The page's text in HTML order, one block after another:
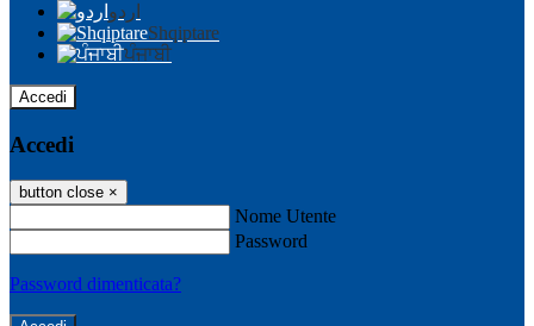
اردو
Shqiptare
ਪੰਜਾਬੀ
Accedi
Accedi
button close ×
Nome Utente
Password
Password dimenticata?